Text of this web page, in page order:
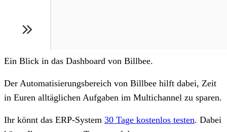
Ein Blick in das Dashboard von Billbee.
Der Automatisierungsbereich von Billbee hilft dabei, Zeit
in Euren alltäglichen Aufgaben im Multichannel zu sparen.
Ihr könnt das ERP-System 30 Tage kostenlos testen. Dabei